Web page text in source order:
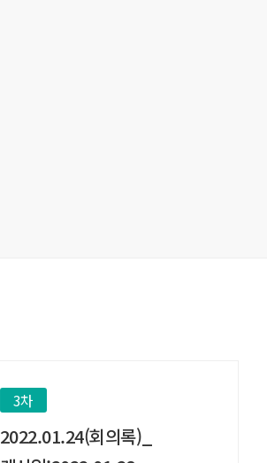
3차
2022.01.24(회의록)_